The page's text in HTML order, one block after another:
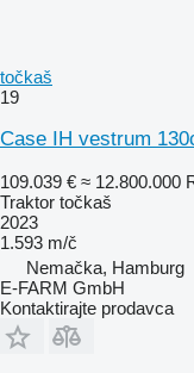
točkaš
19
Case IH vestrum
109.039 € ≈ 12.800.000
Traktor točkaš
2023
1.593 m/č
Nemačka, Hamburg
E-FARM GmbH
Kontaktirajte prodavca